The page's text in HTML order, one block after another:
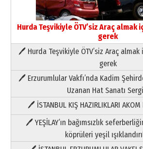
Hurda Teşvikiyle ÖTV’siz Araç
gerek
🖊 Hurda Teşvikiyle ÖTV’siz Araç
gerek
🖊 Erzurumlular Vakfı’nda Kadim
Uzanan Hat Sanatı
🖊 İSTANBUL KIŞ HAZIRLIKLARI AKOM
🖊 YEŞİLAY’ın bağımsızlık
köprüleri yeşil
Paranın Aile Kültüründeki Yeri
03 Ağustos 2026 Pazartesi
Yıldırım Gündoğdu
HAVVA’NIN ÜÇ KIZI
09 Temmuz 2026 Perşembe